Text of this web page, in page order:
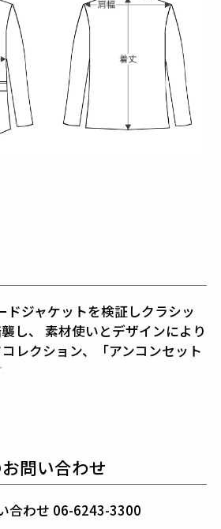
ドジャケットを検証しクラシッ
し、 素材使いとデザインにより
レクション、「アンコンセット
ュレーションにより構築された
すべてを計算、
れています。
の一枚仕立てで清涼感に溢れ、
問い合わせ
合わせ 06-6243-3300